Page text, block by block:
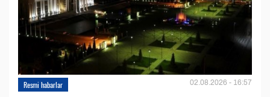
Resmi habarlar 02.08.2026 - 16:57